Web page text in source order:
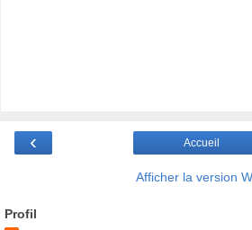
‹ Accueil
Afficher la version
Profil